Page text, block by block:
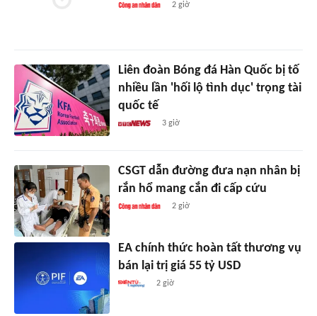
2 giờ
Liên đoàn Bóng đá Hàn Quốc bị tố
nhiều lần 'hối lộ tình dục' trọng tài
quốc tế
3 giờ
CSGT dẫn đường đưa nạn nhân bị
rắn hổ mang cắn đi cấp cứu
2 giờ
EA chính thức hoàn tất thương vụ
bán lại trị giá 55 tỷ USD
2 giờ